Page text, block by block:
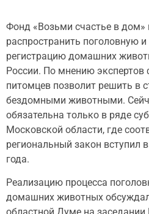
Фонд «Возьми счастье в дом»
распространить поголовную
регистрацию домашних
России. По мнению экспертов
питомцев позволит решить в
бездомными животными.
обязательна только в ряде
Московской области, где
региональный закон вступил
года.
Реализацию процесса
домашних животных